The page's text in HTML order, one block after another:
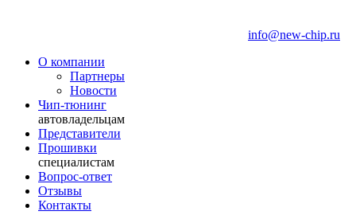
info@new-chip.ru
О компании
Партнеры
Новости
Чип-тюнинг
автовладельцам
Представители
Прошивки
специалистам
Вопрос-ответ
Отзывы
Контакты